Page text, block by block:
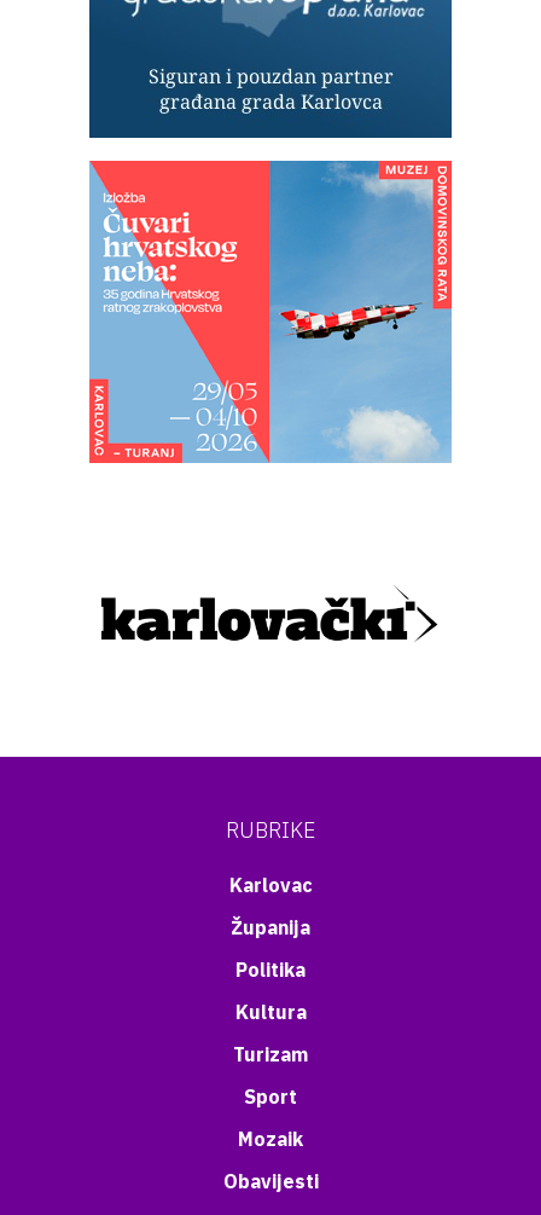
RUBRIKE
Karlovac
Županija
Politika
Kultura
Turizam
Sport
Mozaik
Obavijesti